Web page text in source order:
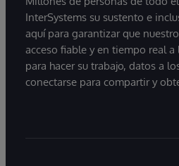
InterSystems su sustento e
aquí para garantizar que
acceso fiable y en tiempo real
para hacer su trabajo, datos a
conectarse para compartir y